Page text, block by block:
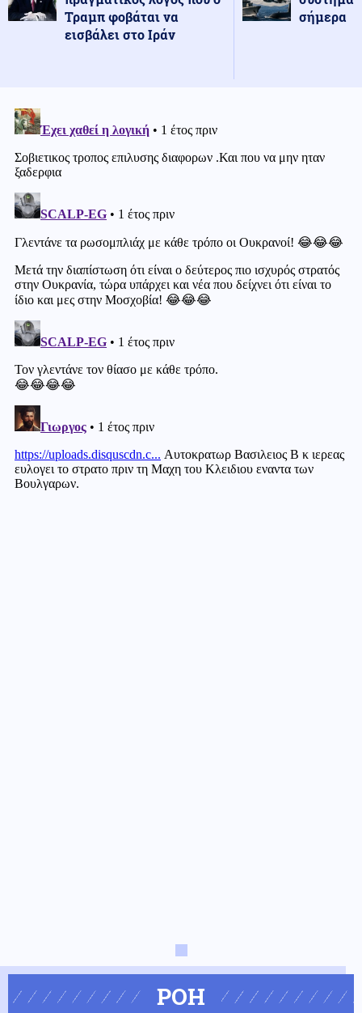
Τραμπ φοβάται να
εισβάλει στο Ιράν
σήμερα
ΡΟΗ